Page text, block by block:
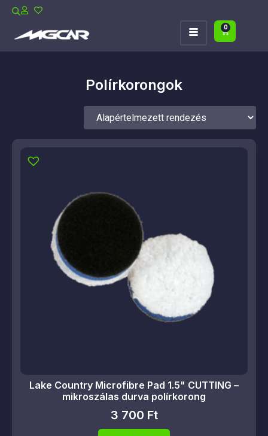
0
Polírkorongok
Lake Country Microfibre Pad 1.5" CUTTING –
mikroszálas durva polírkorong
3 700 Ft